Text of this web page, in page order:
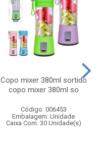
Copo mixer 380ml sortido
copo mixer 380ml so
Código: 006453
Embalagem: Unidade
Caixa Com: 30 Unidade(s)